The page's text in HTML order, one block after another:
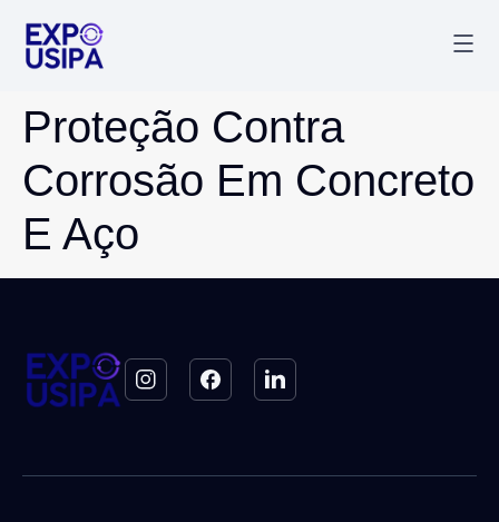
Proteção Contra
Corrosão Em Concreto
E Aço